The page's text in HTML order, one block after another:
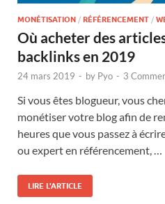
MONÉTISATION / RÉFÉRENCEMENT /
Où acheter des
backlinks en 2019
24 mars 2019 - by Pyo - 3
Si vous êtes blogueur, vous
monétiser votre blog afin de
heures que vous passez à
ou expert en référencement, …
LIRE L'ARTICLE